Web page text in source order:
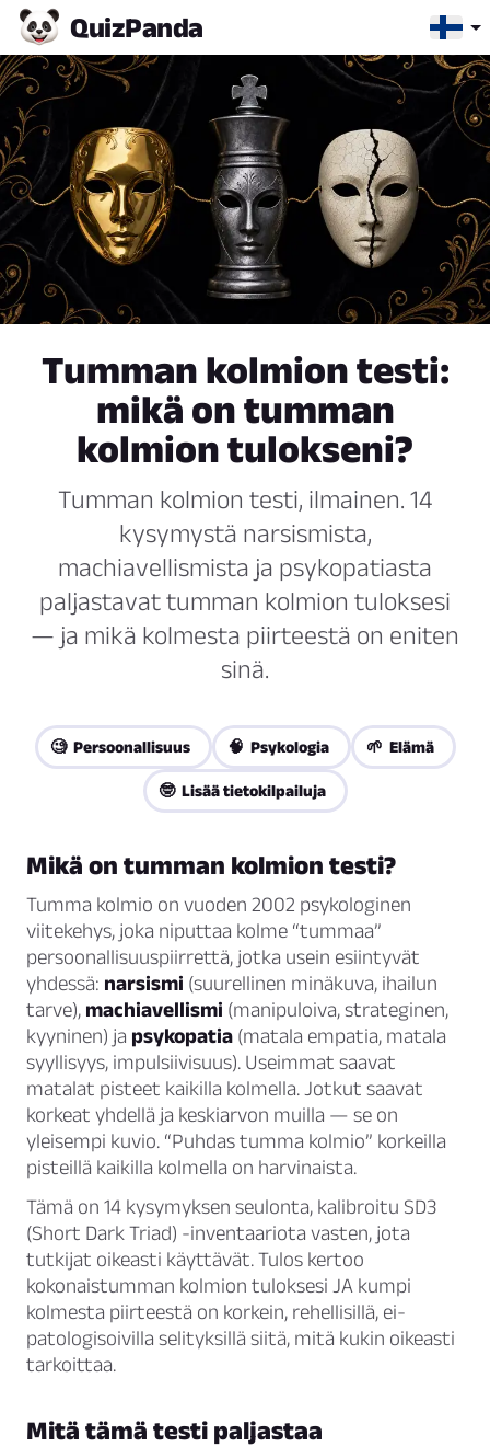
QuizPanda
Tumman kolmion testi:
mikä on tumman
kolmion tulokseni?
Tumman kolmion testi, ilmainen. 14
kysymystä narsismista,
machiavellismista ja psykopatiasta
paljastavat tumman kolmion tuloksesi
— ja mikä kolmesta piirteestä on eniten
sinä.
🧐 Persoonallisuus 🧠 Psykologia 🌱 Elämä
🤓 Lisää tietokilpailuja
Mikä on tumman kolmion testi?
Tumma kolmio on vuoden 2002 psykologinen
viitekehys, joka niputtaa kolme “tummaa”
persoonallisuuspiirrettä, jotka usein esiintyvät
yhdessä: narsismi (suurellinen minäkuva, ihailun
tarve), machiavellismi (manipuloiva, strateginen,
kyyninen) ja psykopatia (matala empatia, matala
syyllisyys, impulsiivisuus). Useimmat saavat
matalat pisteet kaikilla kolmella. Jotkut saavat
korkeat yhdellä ja keskiarvon muilla — se on
yleisempi kuvio. “Puhdas tumma kolmio” korkeilla
pisteillä kaikilla kolmella on harvinaista.
Tämä on 14 kysymyksen seulonta, kalibroitu SD3
(Short Dark Triad) -inventaariota vasten, jota
tutkijat oikeasti käyttävät. Tulos kertoo
kokonaistumman kolmion tuloksesi JA kumpi
kolmesta piirteestä on korkein, rehellisillä, ei-
patologisoivilla selityksillä siitä, mitä kukin oikeasti
tarkoittaa.
Mitä tämä testi paljastaa